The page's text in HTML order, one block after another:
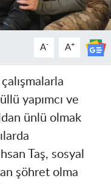
A- A+
yapımcı ve
ünlü olmak
Taş, sosyal
şöhret olma